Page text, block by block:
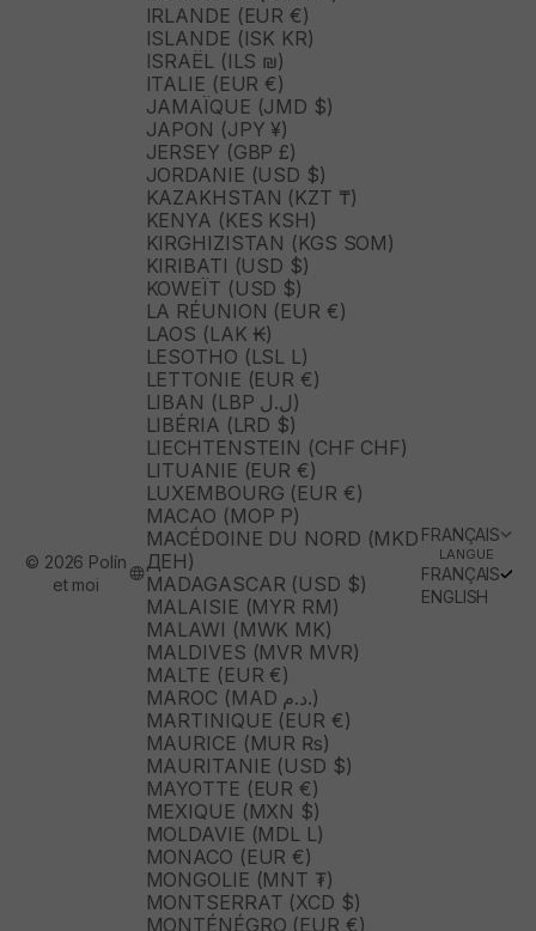
IRLANDE (EUR €)
ISLANDE (ISK KR)
ISRAËL (ILS ₪)
ITALIE (EUR €)
JAMAÏQUE (JMD $)
JAPON (JPY ¥)
JERSEY (GBP £)
JORDANIE (USD $)
KAZAKHSTAN (KZT ₸)
KENYA (KES KSH)
KIRGHIZISTAN (KGS SOM)
KIRIBATI (USD $)
KOWEÏT (USD $)
LA RÉUNION (EUR €)
LAOS (LAK ₭)
LESOTHO (LSL L)
LETTONIE (EUR €)
LIBAN (LBP ل.ل)
LIBÉRIA (LRD $)
LIECHTENSTEIN (CHF CHF)
LITUANIE (EUR €)
LUXEMBOURG (EUR €)
MACAO (MOP P)
MACÉDOINE DU NORD (MKD
ДЕН)
MADAGASCAR (USD $)
MALAISIE (MYR RM)
MALAWI (MWK MK)
MALDIVES (MVR MVR)
MALTE (EUR €)
MAROC (MAD د.م.)
MARTINIQUE (EUR €)
MAURICE (MUR ₨)
MAURITANIE (USD $)
MAYOTTE (EUR €)
MEXIQUE (MXN $)
MOLDAVIE (MDL L)
MONACO (EUR €)
MONGOLIE (MNT ₮)
MONTSERRAT (XCD $)
MONTÉNÉGRO (EUR €)
FRANÇAIS
LANGUE
FRANÇAIS
ENGLISH
© 2026 Polín
et moi